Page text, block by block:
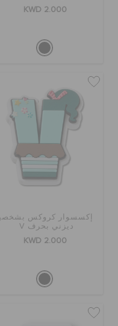
KWD 2.000
إكسسوار كروكس
ديزني بحرف V
KWD 2.000